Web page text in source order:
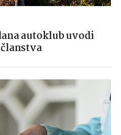
autoklub uvodi